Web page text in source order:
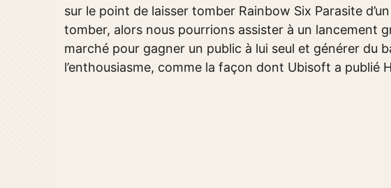
sur le point de laisser tomber Rainbow Six Parasite
tomber, alors nous pourrions assister à un lancement
marché pour gagner un public à lui seul et générer du
l’enthousiasme, comme la façon dont Ubisoft a publié